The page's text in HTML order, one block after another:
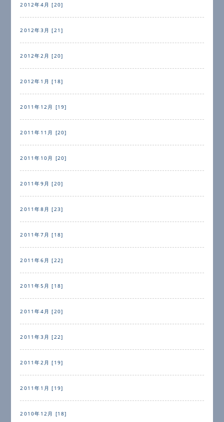
2012年4月 [20]
2012年3月 [21]
2012年2月 [20]
2012年1月 [18]
2011年12月 [19]
2011年11月 [20]
2011年10月 [20]
2011年9月 [20]
2011年8月 [23]
2011年7月 [18]
2011年6月 [22]
2011年5月 [18]
2011年4月 [20]
2011年3月 [22]
2011年2月 [19]
2011年1月 [19]
2010年12月 [18]